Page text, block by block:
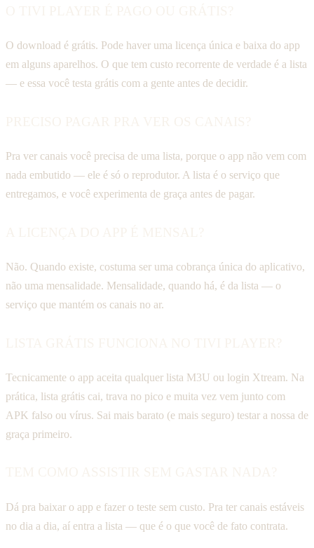
O download é grátis. Pode haver uma licença única e baixa do app
em alguns aparelhos. O que tem custo recorrente de verdade é a lista
— e essa você testa grátis com a gente antes de decidir.
Pra ver canais você precisa de uma lista, porque o app não vem com
nada embutido — ele é só o reprodutor. A lista é o serviço que
entregamos, e você experimenta de graça antes de pagar.
Não. Quando existe, costuma ser uma cobrança única do aplicativo,
não uma mensalidade. Mensalidade, quando há, é da lista — o
serviço que mantém os canais no ar.
Tecnicamente o app aceita qualquer lista M3U ou login Xtream. Na
prática, lista grátis cai, trava no pico e muita vez vem junto com
APK falso ou vírus. Sai mais barato (e mais seguro) testar a nossa de
graça primeiro.
Dá pra baixar o app e fazer o teste sem custo. Pra ter canais estáveis
no dia a dia, aí entra a lista — que é o que você de fato contrata.